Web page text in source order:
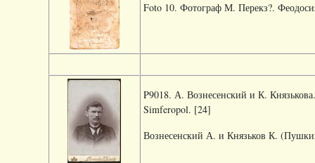
Foto 10. Фотограф М. Перекз?.
P9018. А. Вознесенский и К.
Simferopol. [24]
Вознесенский А. и Князьков К.